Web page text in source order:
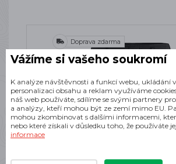
Doprava zdarma
Vážíme si vašeho soukromí
K analýze návštěvnosti a funkcí webu, ukládání
personalizaci obsahu a reklam využíváme
náš web používáte, sdílíme se svými partnery
a analýzy, kteří mohou být ze zemí mimo EU.
mohou zkombinovat s dalšími informacemi,
nebo které získali v důsledku toho, že používáte
informace